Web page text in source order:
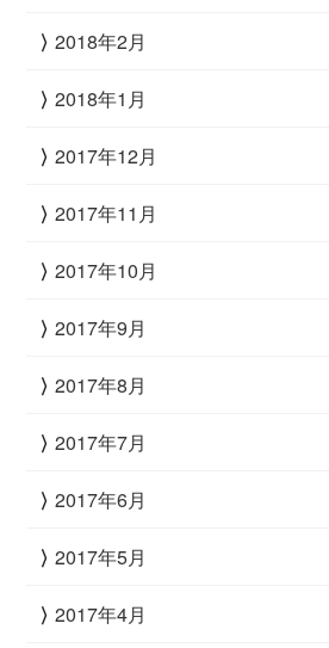
2018年2月
2018年1月
2017年12月
2017年11月
2017年10月
2017年9月
2017年8月
2017年7月
2017年6月
2017年5月
2017年4月